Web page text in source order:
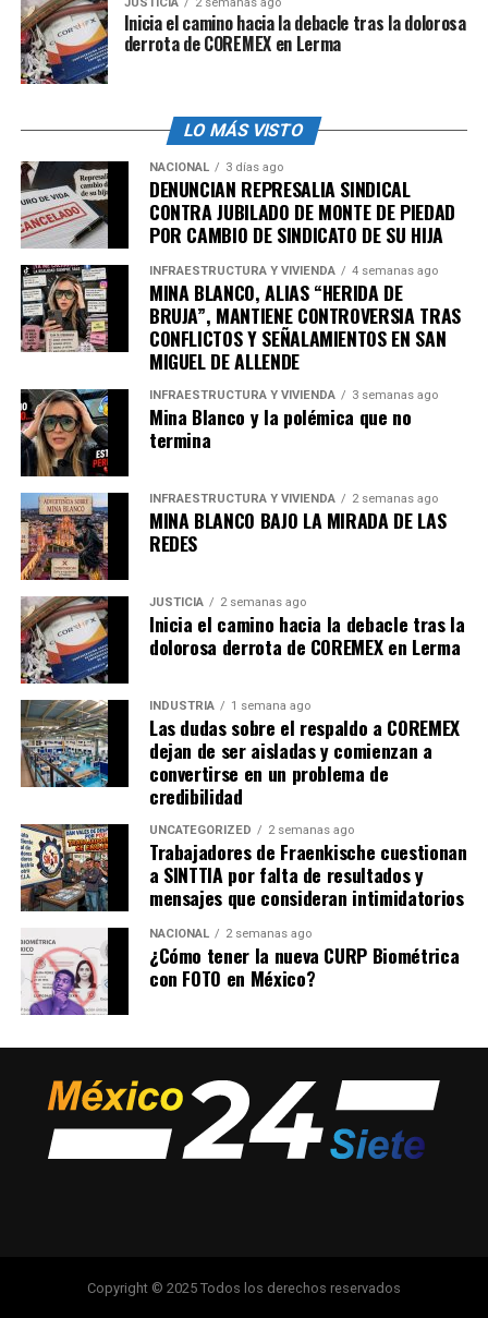
Inicia el camino hacia la debacle tras la dolorosa
derrota de COREMEX en Lerma
LO MÁS VISTO
NACIONAL 3 días ago
DENUNCIAN REPRESALIA SINDICAL
CONTRA JUBILADO DE MONTE DE PIEDAD
POR CAMBIO DE SINDICATO DE SU HIJA
INFRAESTRUCTURA Y VIVIENDA 4 semanas ago
MINA BLANCO, ALIAS “HERIDA DE
BRUJA”, MANTIENE CONTROVERSIA TRAS
CONFLICTOS Y SEÑALAMIENTOS EN SAN
MIGUEL DE ALLENDE
INFRAESTRUCTURA Y VIVIENDA 3 semanas ago
Mina Blanco y la polémica que no
termina
INFRAESTRUCTURA Y VIVIENDA 2 semanas ago
MINA BLANCO BAJO LA MIRADA DE LAS
REDES
JUSTICIA 2 semanas ago
Inicia el camino hacia la debacle tras la
dolorosa derrota de COREMEX en Lerma
INDUSTRIA 1 semana ago
Las dudas sobre el respaldo a COREMEX
dejan de ser aisladas y comienzan a
convertirse en un problema de
credibilidad
UNCATEGORIZED 2 semanas ago
Trabajadores de Fraenkische cuestionan
a SINTTIA por falta de resultados y
mensajes que consideran intimidatorios
NACIONAL 2 semanas ago
¿Cómo tener la nueva CURP Biométrica
con FOTO en México?
Copyright © 2025 Todos los derechos reservados